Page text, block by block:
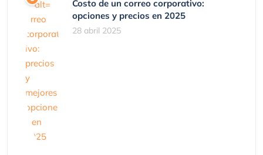
Costo de un correo corporativo:
opciones y precios en 2025
28 abril 2025